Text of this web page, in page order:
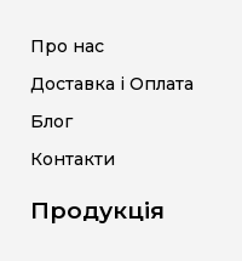
Про нас
Доставка і Оплата
Блог
Контакти
Продукція